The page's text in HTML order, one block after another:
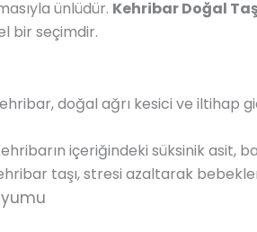
ünlüdür. Kehribar Doğal
bir seçimdir.
doğal ağrı kesici ve iltihap
içeriğindeki süksinik asit,
taşı, stresi azaltarak